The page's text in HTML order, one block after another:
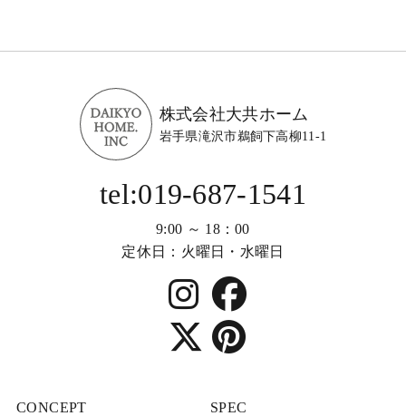
株式会社大共ホーム
岩手県滝沢市鵜飼下高柳11-1
tel:019-687-1541
9:00 ～ 18：00
定休日：火曜日・水曜日
CONCEPT SPEC